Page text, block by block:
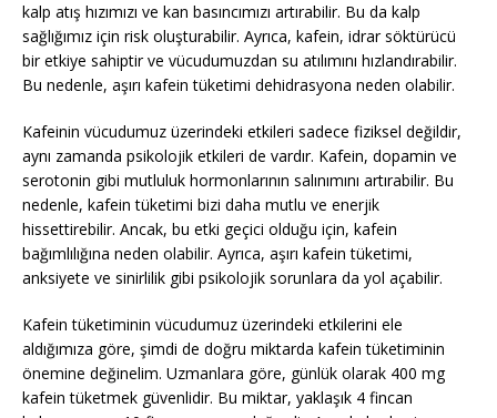
kalp atış hızımızı ve kan basıncımızı artırabilir. Bu da kalp
sağlığımız için risk oluşturabilir. Ayrıca, kafein, idrar söktürücü
bir etkiye sahiptir ve vücudumuzdan su atılımını hızlandırabilir.
Bu nedenle, aşırı kafein tüketimi dehidrasyona neden olabilir.
Kafeinin vücudumuz üzerindeki etkileri sadece fiziksel değildir,
aynı zamanda psikolojik etkileri de vardır. Kafein, dopamin ve
serotonin gibi mutluluk hormonlarının salınımını artırabilir. Bu
nedenle, kafein tüketimi bizi daha mutlu ve enerjik
hissettirebilir. Ancak, bu etki geçici olduğu için, kafein
bağımlılığına neden olabilir. Ayrıca, aşırı kafein tüketimi,
anksiyete ve sinirlilik gibi psikolojik sorunlara da yol açabilir.
Kafein tüketiminin vücudumuz üzerindeki etkilerini ele
aldığımıza göre, şimdi de doğru miktarda kafein tüketiminin
önemine değinelim. Uzmanlara göre, günlük olarak 400 mg
kafein tüketmek güvenlidir. Bu miktar, yaklaşık 4 fincan